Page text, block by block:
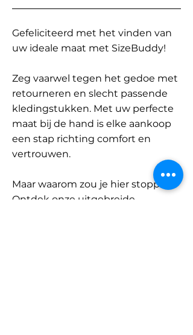
Gefeliciteerd met het vinden van
uw ideale maat met SizeBuddy!
Zeg vaarwel tegen het gedoe met
retourneren en slecht passende
kledingstukken. Met uw perfecte
maat bij de hand is elke aankoop
een stap richting comfort en
vertrouwen.
Maar waarom zou je hier stoppen?
Ontdek onze uitgebreide